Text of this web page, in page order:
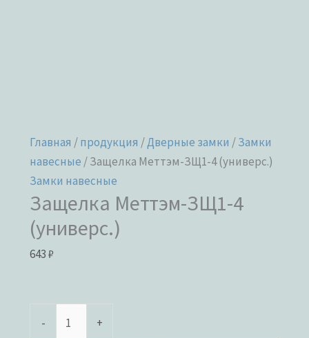
Главная /продукция /Дверные замки /Замки
навесные / Защелка Меттэм-ЗЩ1-4 (универс.)
Замки навесные
Защелка Меттэм-ЗЩ1-4
(универс.)
643₽
- +